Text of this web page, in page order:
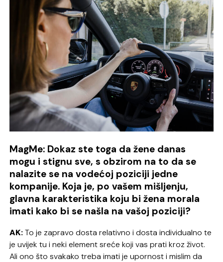
MagMe: Dokaz ste toga da žene danas
mogu i stignu sve, s obzirom na to da se
nalazite se na vodećoj poziciji jedne
kompanije. Koja je, po vašem mišljenju,
glavna karakteristika koju bi žena morala
imati kako bi se našla na vašoj poziciji?
AK:To je zapravo dosta relativno i dosta individualno te
je uvijek tu i neki element sreće koji vas prati kroz život.
Ali ono što svakako treba imati je upornost i mislim da